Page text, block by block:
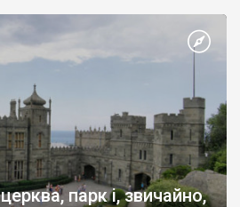
парк і, звичайно,